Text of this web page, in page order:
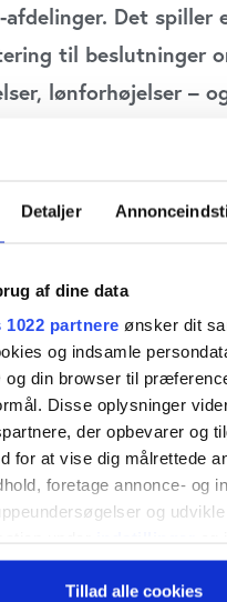
Detaljer
af dine data
1022 partnere ønsker dit
og indsamle
og din browser til
Disse oplysninger
der opbevarer og
for at vise dig målrettede
foretage annonce- og
og
Du kan altid trække
ændre indstillinger fra vores
Tillad alle cookies
afdelinger. Det spiller
til beslutninger
lønforhøjelser –
Teknologien kan
hurtigere og mere
Men kritikerne
reduceres
viser, at
i HR-processer.
og udfordringer, det
rolle, AI allerede
rejser væsentlige
politikere og
Især når det